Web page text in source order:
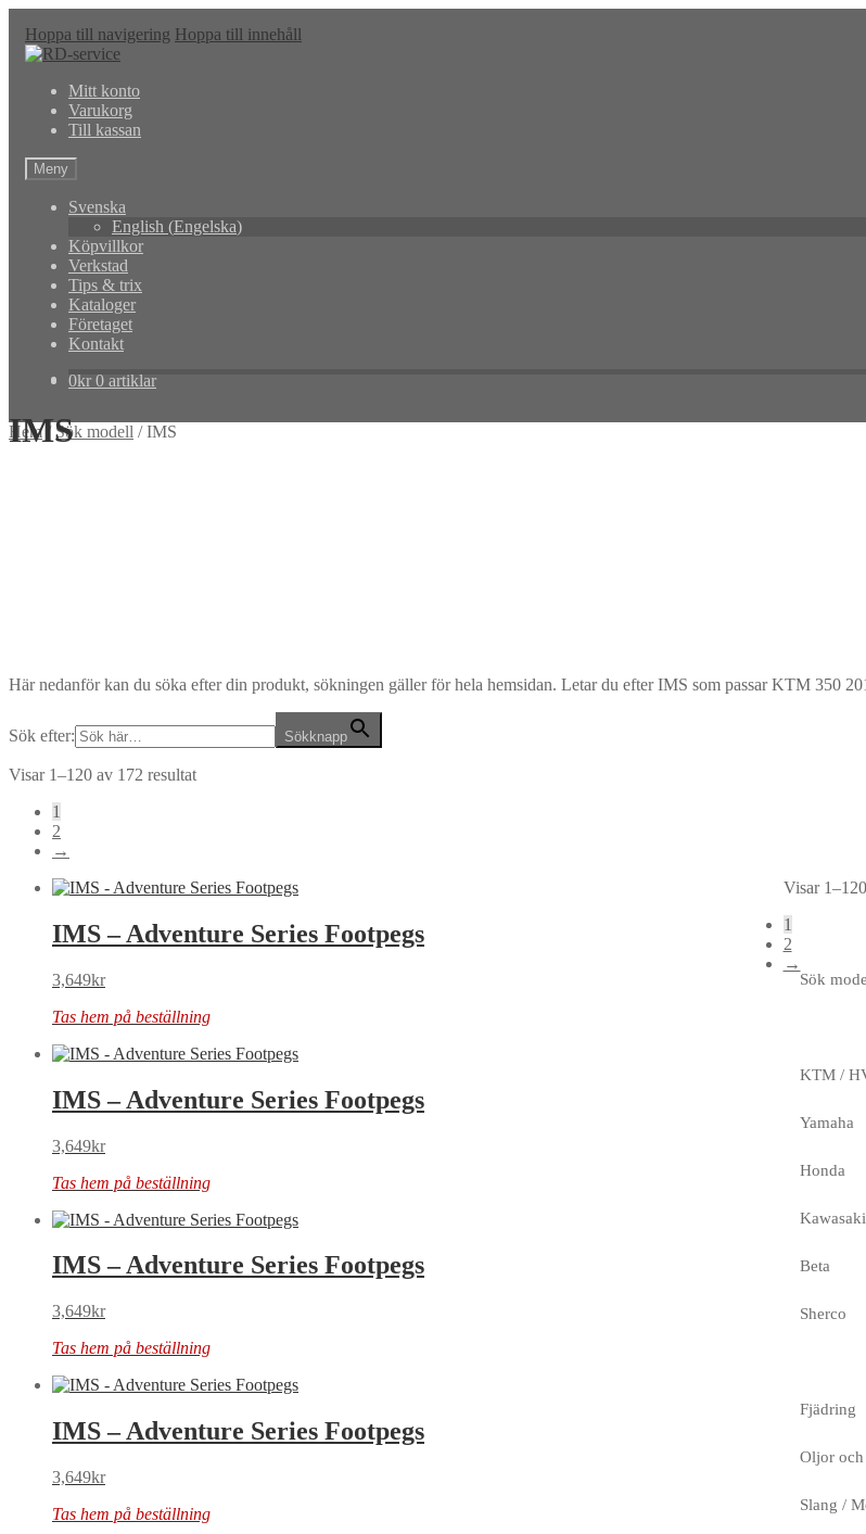
Hoppa till navigering Hoppa till innehåll
Mitt konto
Varukorg
Till kassan
Meny
Svenska
English (Engelska)
Köpvillkor
Verkstad
Tips & trix
Kataloger
Företaget
Kontakt
0kr 0 artiklar
Hem/Sök modell /IMS
IMS
Här nedanför kan du söka efter din produkt, sökningen gäller för hela hemsidan. Letar du efter IMS som passar KTM 350
Sök efter: Sökknapp
Visar 1–120 av 172 resultat
1
2
→
IMS – Adventure Series Footpegs
3,649kr
Tas hem på beställning
IMS – Adventure Series Footpegs
3,649kr
Tas hem på beställning
IMS – Adventure Series Footpegs
3,649kr
Tas hem på beställning
IMS – Adventure Series Footpegs
3,649kr
Tas hem på beställning
Visar
1
2
→
Sök
KTM /
Yamaha
Honda
Kawasaki
Beta
Sherco
Fjädring
Oljor
Slang /